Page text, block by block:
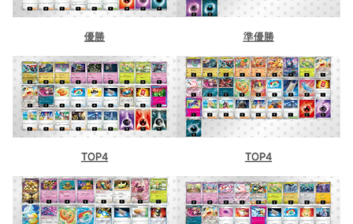
優勝 準優勝
TOP4 TOP4